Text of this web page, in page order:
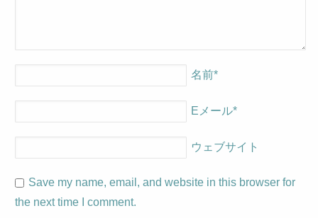
名前*
Eメール*
ウェブサイト
Save my name, email, and website in this browser for
the next time I comment.